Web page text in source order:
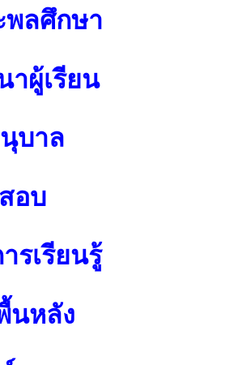
ลศึกษา
ผู้เรียน
บาล
อบ
รเรียนรู้
นหลัง